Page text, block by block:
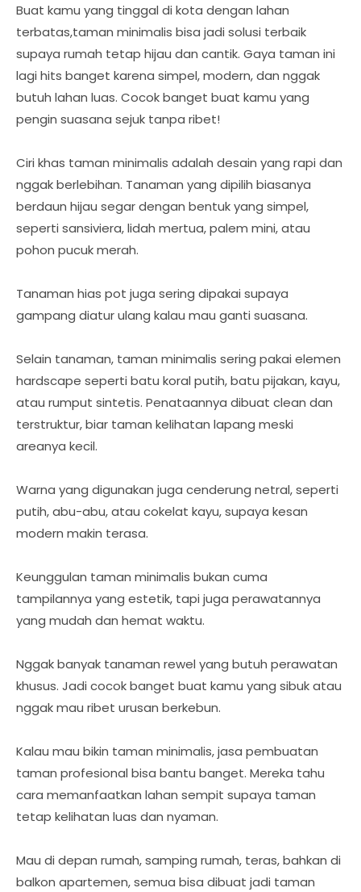
Buat kamu yang tinggal di kota dengan lahan
terbatas,taman minimalis bisa jadi solusi terbaik
supaya rumah tetap hijau dan cantik. Gaya taman ini
lagi hits banget karena simpel, modern, dan nggak
butuh lahan luas. Cocok banget buat kamu yang
pengin suasana sejuk tanpa ribet!
Ciri khas taman minimalis adalah desain yang rapi dan
nggak berlebihan. Tanaman yang dipilih biasanya
berdaun hijau segar dengan bentuk yang simpel,
seperti sansiviera, lidah mertua, palem mini, atau
pohon pucuk merah.
Tanaman hias pot juga sering dipakai supaya
gampang diatur ulang kalau mau ganti suasana.
Selain tanaman, taman minimalis sering pakai elemen
hardscape seperti batu koral putih, batu pijakan, kayu,
atau rumput sintetis. Penataannya dibuat clean dan
terstruktur, biar taman kelihatan lapang meski
areanya kecil.
Warna yang digunakan juga cenderung netral, seperti
putih, abu-abu, atau cokelat kayu, supaya kesan
modern makin terasa.
Keunggulan taman minimalis bukan cuma
tampilannya yang estetik, tapi juga perawatannya
yang mudah dan hemat waktu.
Nggak banyak tanaman rewel yang butuh perawatan
khusus. Jadi cocok banget buat kamu yang sibuk atau
nggak mau ribet urusan berkebun.
Kalau mau bikin taman minimalis, jasa pembuatan
taman profesional bisa bantu banget. Mereka tahu
cara memanfaatkan lahan sempit supaya taman
tetap kelihatan luas dan nyaman.
Mau di depan rumah, samping rumah, teras, bahkan di
balkon apartemen, semua bisa dibuat jadi taman